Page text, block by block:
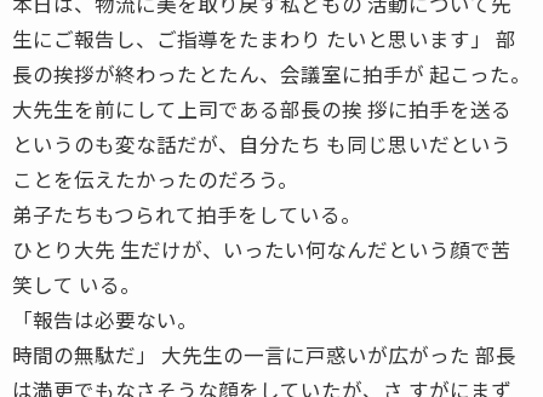
生にご報告し、ご指導をたまわり たいと思います」 部
長の挨拶が終わったとたん、会議室に拍手が 起こった。
大先生を前にして上司である部長の挨 拶に拍手を送る
というのも変な話だが、自分たち も同じ思いだという
ことを伝えたかったのだろう。
弟子たちもつられて拍手をしている。
ひとり大先 生だけが、いったい何なんだという顔で苦
笑して いる。
「報告は必要ない。
時間の無駄だ」 大先生の一言に戸惑いが広がった 部長
は満更でもなさそうな顔をしていたが、さ すがにまず